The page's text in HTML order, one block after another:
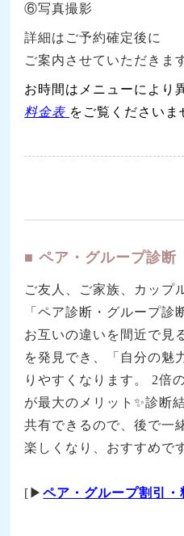
⑥写真撮影
詳細はご予約確定後に
ご案内させていただきま
お時間はメニューにより
料金表 をご覧くださいま
■ ペア・グループ診断
ご友人、ご家族、カップ
「ペア診断・グループ診
お互いの違いを間近で見
を発見でき、「自分の魅
りやすくなります。 2倍
が最大のメリット✨診断
共有できるので、後で一
楽しくなり、おすすめで
[▶ペア・グループ割引